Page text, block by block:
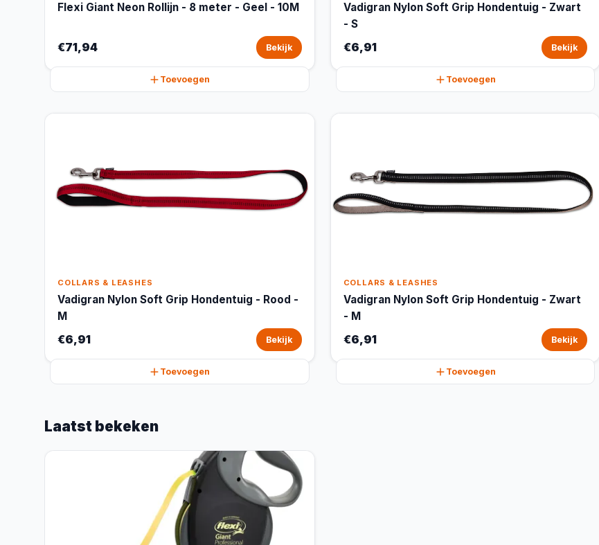
Flexi Giant Neon Rollijn - 8 meter - Geel - 10M
€71,94 Bekijk
Toevoegen
Vadigran Nylon Soft Grip Hondentuig - Zwart
- S
€6,91 Bekijk
Toevoegen
COLLARS & LEASHES
Vadigran Nylon Soft Grip Hondentuig - Rood -
M
€6,91 Bekijk
Toevoegen
COLLARS & LEASHES
Vadigran Nylon Soft Grip Hondentuig - Zwart
- M
€6,91 Bekijk
Toevoegen
Laatst bekeken